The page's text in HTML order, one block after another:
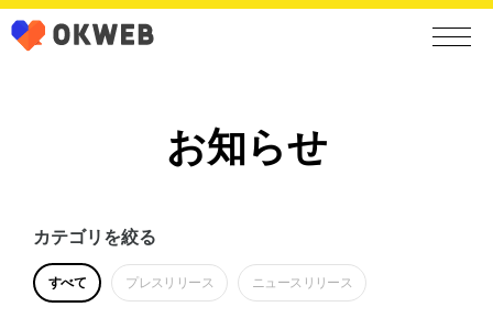
お知らせ
カテゴリを絞る
すべて プレスリリース ニュースリリース